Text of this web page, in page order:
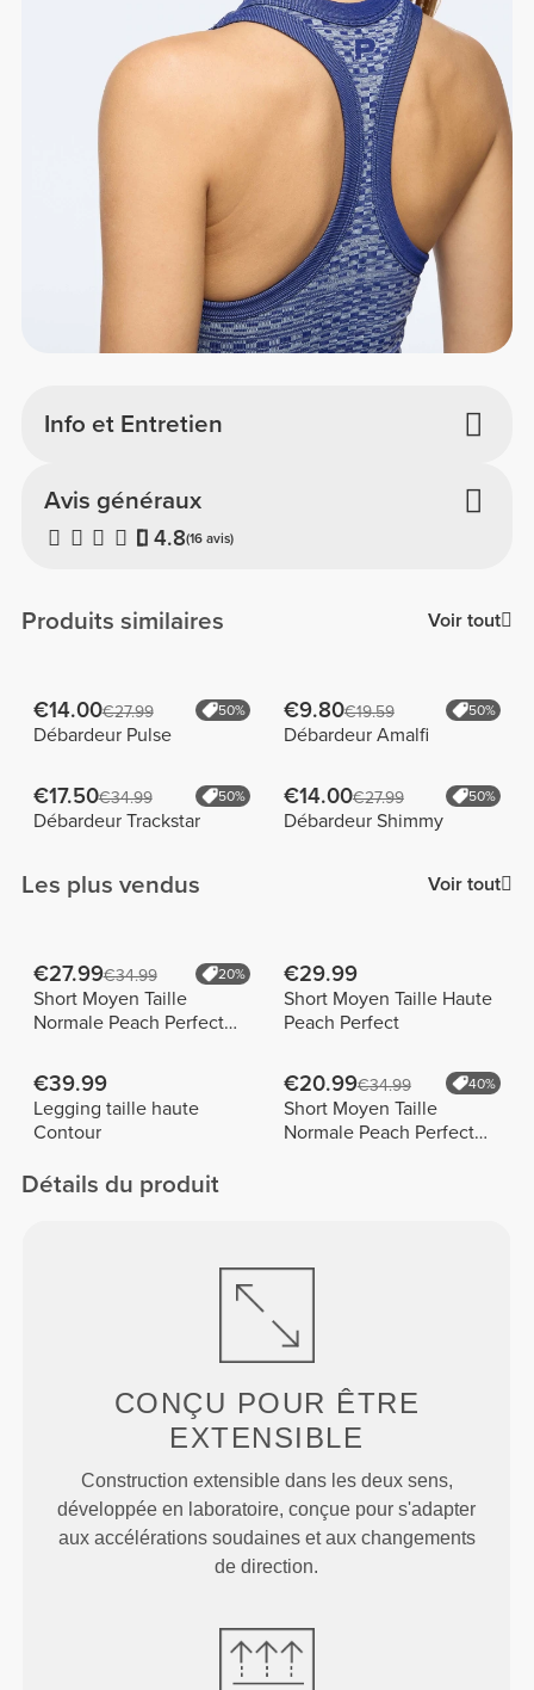
Info et Entretien
Avis généraux
4.8(16 avis)
Produits similaires Voir tout
€14.00€27.99 50%
Débardeur Pulse
€9.80€19.59 50%
Débardeur Amalfi
€17.50€34.99 50%
Débardeur Trackstar
€14.00€27.99 50%
Débardeur Shimmy
Les plus vendus Voir tout
€27.99€34.99 20%
Short Moyen Taille
Normale Peach Perfect
€29.99
Short Moyen Taille Haute
Peach Perfect
€39.99
Legging taille haute
Contour
€20.99€34.99 40%
Short Moyen Taille
Normale Peach Perfect
Détails du produit
CONÇU POUR ÊTRE
EXTENSIBLE
Construction extensible dans les deux sens,
développée en laboratoire, conçue pour s'adapter
aux accélérations soudaines et aux changements
de direction.